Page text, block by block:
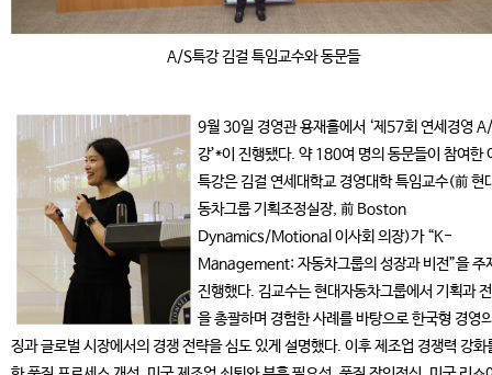
A/S특강 김걸 특임교수와 동문들
9월 30일 경영관 용재홀에서 ‘제57회 연세경영
강’*이 진행됐다. 약 180여 명의 동문들이 참여한
특강은 김걸 연세대학교 경영대학 특임교수(前 현
동차그룹 기획조정실장, 前 Boston
Dynamics/Motional 이사회 의장)가 “K-
Management: 자동차그룹의 성장과 비전”을 주
진행했다. 김교수는 현대자동차그룹에서 기획과
을 총괄하며 경험한 사례를 바탕으로 한국형 경영
징과 글로벌 시장에서의 경쟁 전략을 심도 있게 설명했다. 이후 제조업 경쟁력 강화